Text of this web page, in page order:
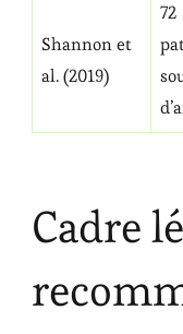
Shannon et
al. (2019)
72
Cadre